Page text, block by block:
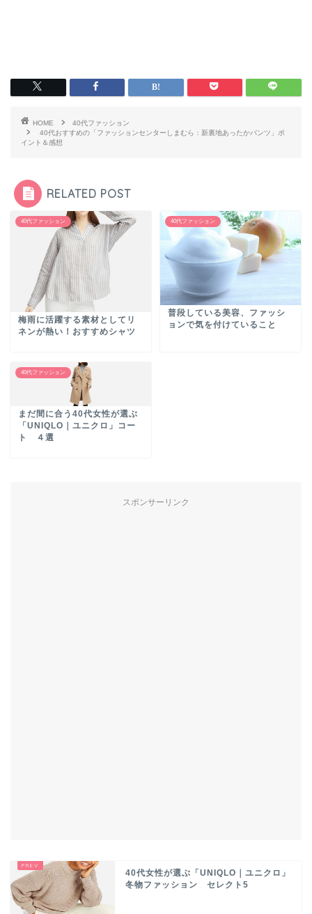
HOME
40代ファッション
40代おすすめの「ファッションセンターしまむら：新裏地あったかパンツ」ポ
イント＆感想
RELATED POST
40代ファッション
梅雨に活躍する素材としてリ
ネンが熱い！おすすめシャツ
40代ファッション
普段している美容、ファッシ
ョンで気を付けていること
40代ファッション
まだ間に合う40代女性が選ぶ
「UNIQLO｜ユニクロ」コー
ト ４選
スポンサーリンク
40代女性が選ぶ「UNIQLO｜ユニクロ」
冬物ファッション セレクト5